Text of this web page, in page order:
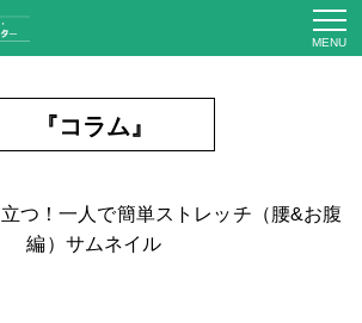
MENU
『コラム』